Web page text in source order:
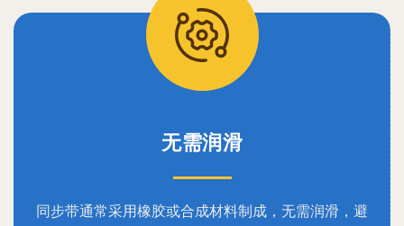
无需润滑
同步带通常采用橡胶或合成材料制成，无需润滑，避